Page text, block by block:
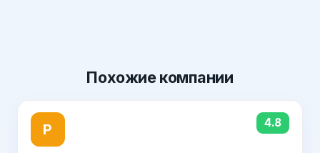
Похожиекомпании
P 4.8